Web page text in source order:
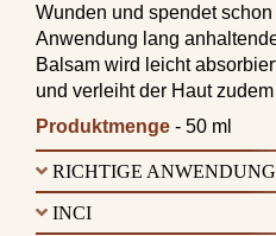
Wunden und spendet
Anwendung lang
Balsam wird leicht
und verleiht der Haut
Produktmenge - 50 ml
RICHTIGE
INCI